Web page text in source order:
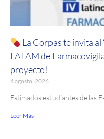
La Corpas te invita
LATAM de
proyecto!
4 agosto, 2026
Estimados estudiantes de las
Leer Más